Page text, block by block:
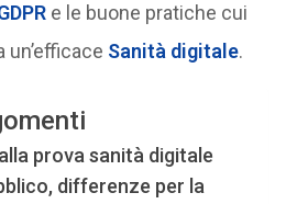
e le buone pratiche cui
un’efficace Sanità digitale.
prova sanità digitale
differenze per la